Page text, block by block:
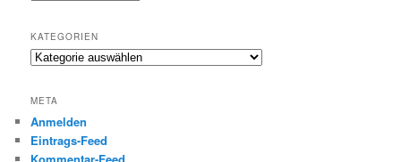
KATEGORIEN
Kategorien
META
Anmelden
Eintrags-Feed